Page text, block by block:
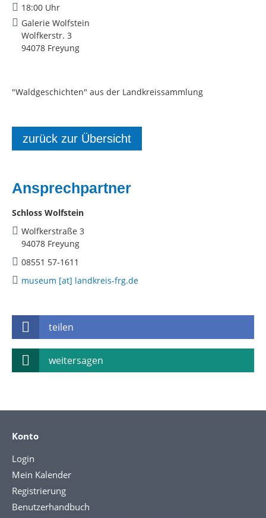
18:00 Uhr
Galerie Wolfstein
Wolfkerstr. 3
94078 Freyung
"Waldgeschichten" aus der Landkreissammlung
zurück zur Übersicht
Ansprechpartner
Schloss Wolfstein
Wolfkerstraße 3
94078 Freyung
08551 57-1611
museum [at] landkreis-frg.de
teilen
weitersagen
Konto
Login
Mein Kalender
Registrierung
Benutzerhandbuch